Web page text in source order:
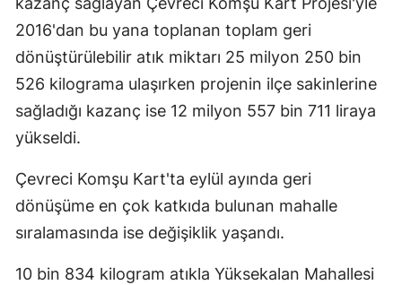
2016'dan bu yana toplanan toplam geri
dönüştürülebilir atık miktarı 25 milyon 250 bin
526 kilograma ulaşırken projenin ilçe sakinlerine
sağladığı kazanç ise 12 milyon 557 bin 711 liraya
yükseldi.
Çevreci Komşu Kart'ta eylül ayında geri
dönüşüme en çok katkıda bulunan mahalle
sıralamasında ise değişiklik yaşandı.
10 bin 834 kilogram atıkla Yüksekalan Mahallesi